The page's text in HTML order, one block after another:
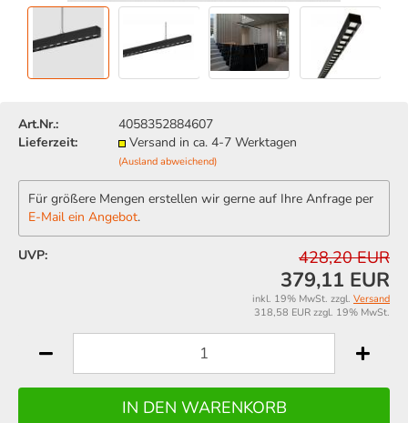
Art.Nr.:
4058352884607
Lieferzeit:
Versand in ca. 4-7 Werktagen
(Ausland abweichend)
Für größere Mengen erstellen wir gerne auf Ihre Anfrage per
E-Mail ein Angebot.
UVP: 428,20 EUR
379,11 EUR
inkl. 19% MwSt. zzgl. Versand
318,58 EUR zzgl. 19% MwSt.